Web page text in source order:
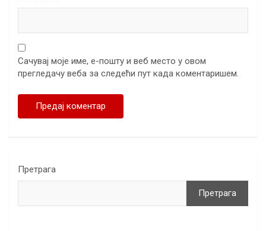
Сачувај моје име, е-пошту и веб место у овом
прегледачу веба за следећи пут када коментаришем.
Претрага
Претрага